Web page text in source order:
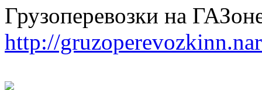
Грузоперевозки на
http://